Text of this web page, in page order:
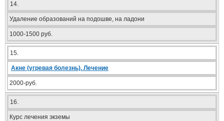
14.
Удаление образований на подошве, на ладони
1000-1500 руб.
15.
Акне (угревая болезнь). Лечение
2000-руб.
16.
Курс лечения экземы